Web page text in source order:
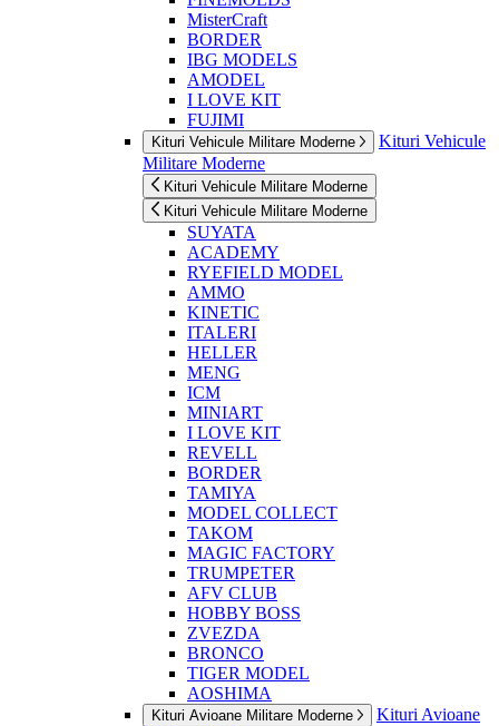
MisterCraft
BORDER
IBG MODELS
AMODEL
I LOVE KIT
FUJIMI
Kituri Vehicule Militare Moderne
Kituri Vehicule
Militare Moderne
Kituri Vehicule Militare Moderne
Kituri Vehicule Militare Moderne
SUYATA
ACADEMY
RYEFIELD MODEL
AMMO
KINETIC
ITALERI
HELLER
MENG
ICM
MINIART
I LOVE KIT
REVELL
BORDER
TAMIYA
MODEL COLLECT
TAKOM
MAGIC FACTORY
TRUMPETER
AFV CLUB
HOBBY BOSS
ZVEZDA
BRONCO
TIGER MODEL
AOSHIMA
Kituri Avioane Militare Moderne
Kituri Avioane